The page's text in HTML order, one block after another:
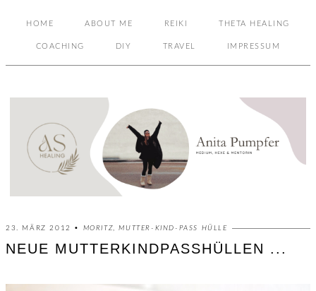
HOME ABOUT ME REIKI THETA HEALING
COACHING DIY TRAVEL IMPRESSUM
23. MÄRZ 2012 • MORITZ ,MUTTER-KIND-PASS HÜLLE
NEUE MUTTERKINDPASSHÜLLEN ...